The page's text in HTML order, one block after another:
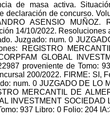
de masa activa.
de concurso.
ASENSIO MUÑOZ.
14/10/2022.
Juzgado: num. 0
REGISTRO
GLOBAL
proveniente de Tomo:
200/2022. FIRME: SI,
num. 0 JUZGADO DE LO
MERCANTIL DE
INVESTMENT SOCIEDAD
937 Libro: 0 Folio: 204